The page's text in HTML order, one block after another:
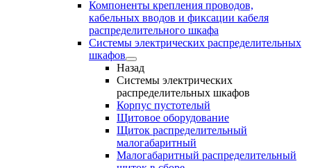
Компоненты крепления проводов,
кабельных вводов и фиксации кабеля
распределительного шкафа
Системы электрических распределительных
шкафов
Назад
Системы электрических
распределительных шкафов
Корпус пустотелый
Щитовое оборудование
Щиток распределительный
малогабаритный
Малогабаритный распределительный